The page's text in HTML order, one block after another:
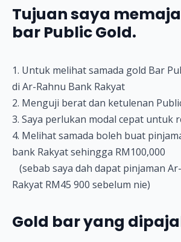
Tujuan saya
bar Public Gold.
1. Untuk melihat samada gold Bar
di Ar-Rahnu Bank Rakyat
2. Menguji berat dan ketulenan
3. Saya perlukan modal cepat untuk
4. Melihat samada boleh buat
bank Rakyat sehingga RM100,000
(sebab saya dah dapat pinjaman
Rakyat RM45 900 sebelum nie)
Gold bar yang